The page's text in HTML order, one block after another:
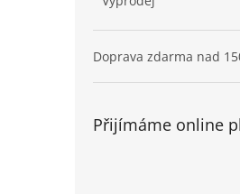
Doprava zdarma nad
Přijímáme online